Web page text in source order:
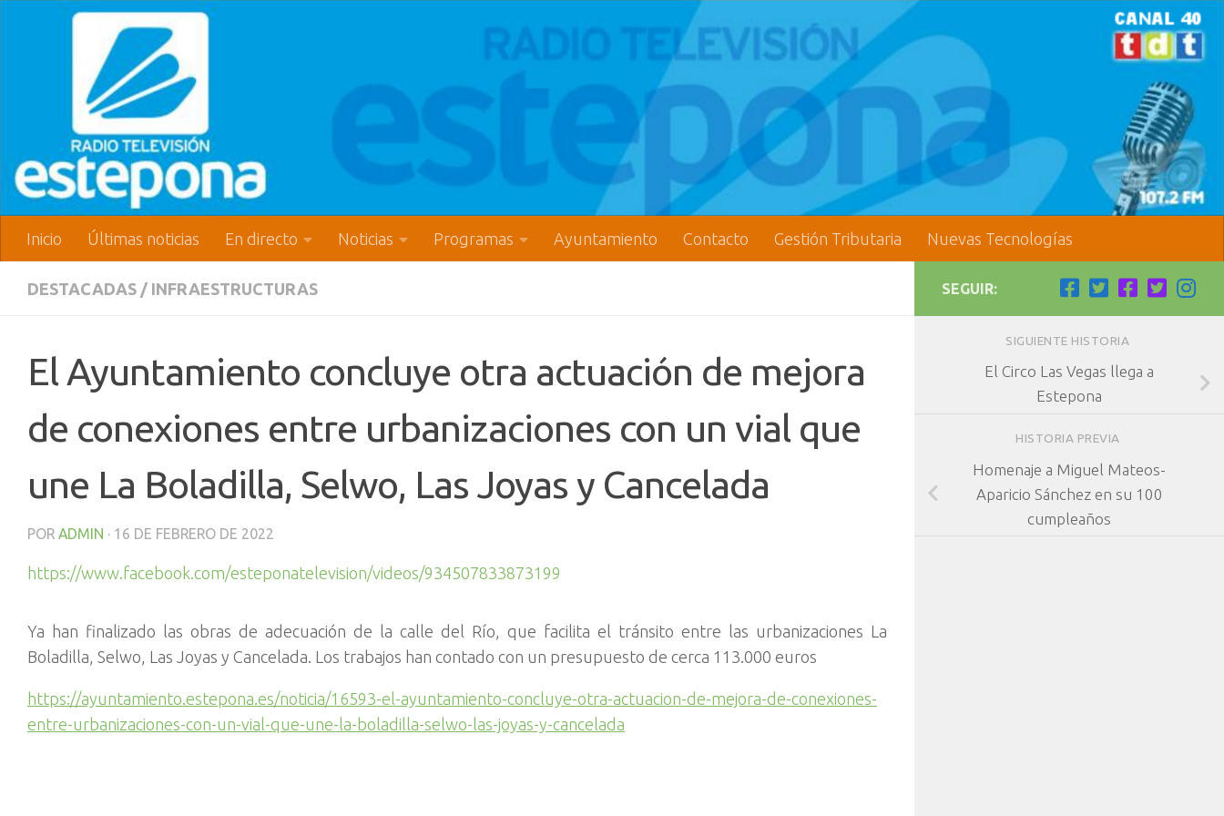
Inicio Últimas noticias En directo Noticias Programas Ayuntamiento Contacto Gestión Tributaria Nuevas Tecnologías
DESTACADAS / INFRAESTRUCTURAS
El Ayuntamiento concluye otra actuación de mejora
de conexiones entre urbanizaciones con un vial que
une La Boladilla, Selwo, Las Joyas y Cancelada
POR ADMIN · 16 DE FEBRERO DE 2022
https://www.facebook.com/esteponatelevision/videos/934507833873199
Ya han finalizado las obras de adecuación de la calle del Río, que facilita el tránsito entre las urbanizaciones La
Boladilla, Selwo, Las Joyas y Cancelada. Los trabajos han contado con un presupuesto de cerca 113.000 euros
https://ayuntamiento.estepona.es/noticia/16593-el-ayuntamiento-concluye-otra-actuacion-de-mejora-de-conexiones-
entre-urbanizaciones-con-un-vial-que-une-la-boladilla-selwo-las-joyas-y-cancelada
SEGUIR:
SIGUIENTE HISTORIA
El Circo Las Vegas llega a
Estepona
HISTORIA PREVIA
Homenaje a Miguel Mateos-
Aparicio Sánchez en su 100
cumpleaños